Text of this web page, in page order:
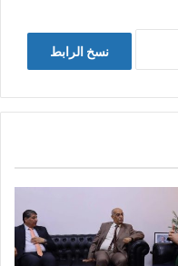
نسخ الرابط